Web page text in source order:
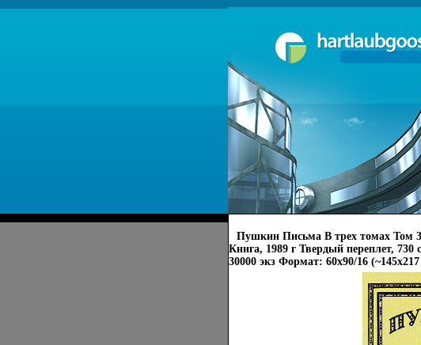
Пушкин Письма В трех томах Том 3
Книга, 1989 г Твердый переплет,
30000 экз Формат: 60x90/16